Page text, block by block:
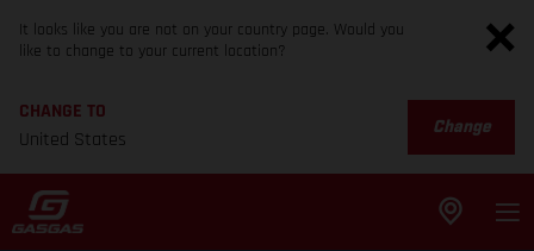
It looks like you are not on your country page. Would you
like to change to your current location?
CHANGE TO
United States
Change